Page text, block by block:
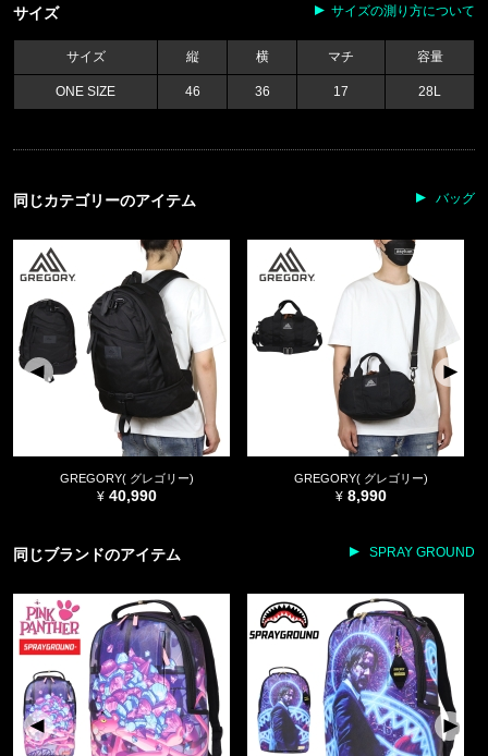
サイズ サイズの測り方について
サイズ 縦 横 マチ 容量
ONE SIZE 46 36 17 28L
同じカテゴリーのアイテム バッグ
GREGORY( グレゴリー)
40,990
GREGORY( グレゴリー)
8,990
同じブランドのアイテム SPRAY GROUND